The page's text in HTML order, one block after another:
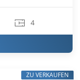
4
ZU VERKAUFEN